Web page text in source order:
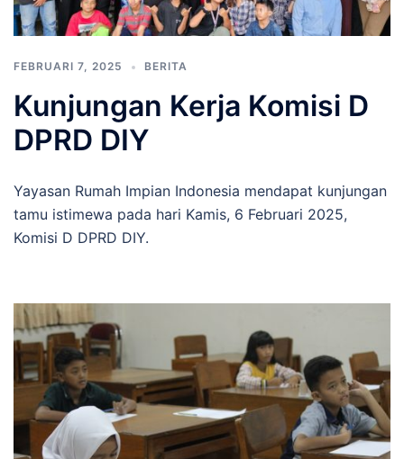
FEBRUARI 7, 2025 BERITA
Kunjungan Kerja Komisi D
DPRD DIY
Yayasan Rumah Impian Indonesia mendapat kunjungan
tamu istimewa pada hari Kamis, 6 Februari 2025,
Komisi D DPRD DIY.